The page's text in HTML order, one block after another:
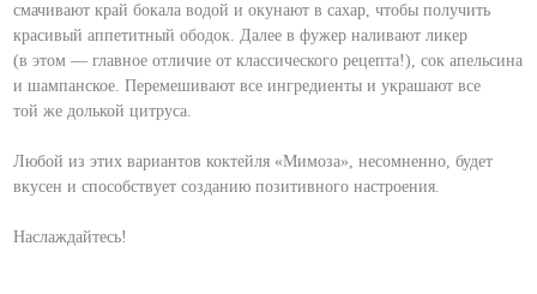
смачивают край бокала водой и окунают в сахар, чтобы получить
красивый аппетитный ободок. Далее в фужер наливают ликер
(в этом — главное отличие от классического рецепта!), сок апельсина
и шампанское. Перемешивают все ингредиенты и украшают все
той же долькой цитруса.
Любой из этих вариантов коктейля «Мимоза», несомненно, будет
вкусен и способствует созданию позитивного настроения.
Наслаждайтесь!